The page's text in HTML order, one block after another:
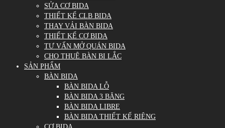
SỬA CƠ BIDA
THIẾT KẾ CLB BIDA
THAY VẢI BÀN BIDA
THIẾT KẾ CƠ BIDA
TƯ VẤN MỞ QUÁN BIDA
CHO THUÊ BÀN BI LẮC
SẢN PHẨM
BÀN BIDA
BÀN BIDA LỖ
BÀN BIDA 3 BĂNG
BÀN BIDA LIBRE
BÀN BIDA THIẾT KẾ RIÊNG